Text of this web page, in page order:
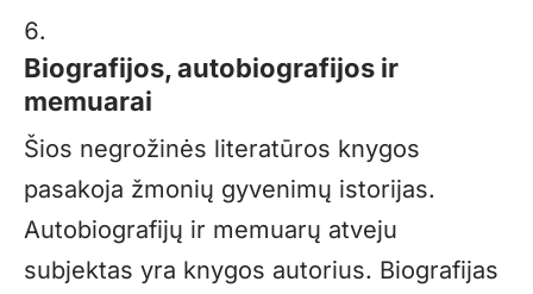
Biografijos, autobiografijos ir
memuarai
Šios negrožinės literatūros knygos
pasakoja žmonių gyvenimų istorijas.
Autobiografijų ir memuarų atveju
subjektas yra knygos autorius. Biografijas